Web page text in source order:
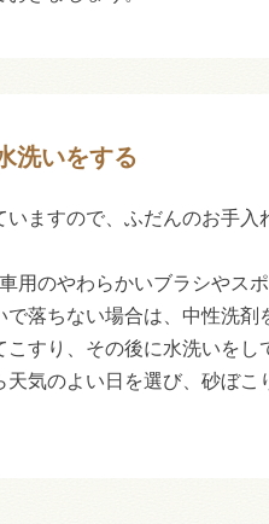
洗いをする
ますので、ふだんのお手入
用のやわらかいブラシやス
落ちない場合は、中性洗剤
すり、その後に水洗いをし
気のよい日を選び、砂ぼこ